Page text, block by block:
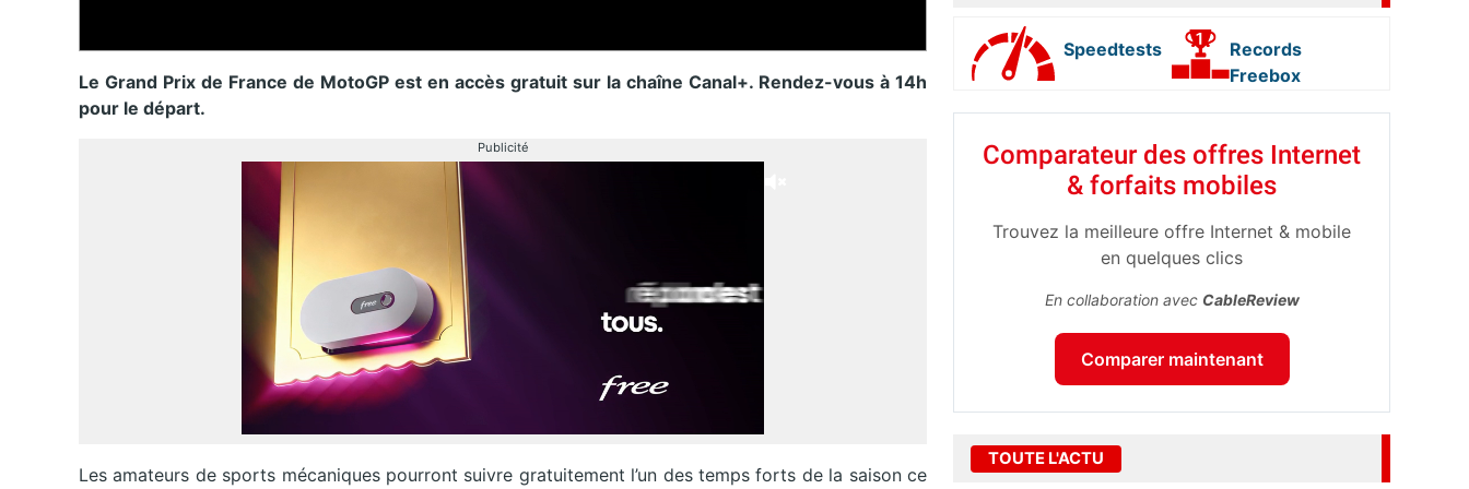
Le Grand Prix de France de MotoGP est en accès gratuit sur la chaîne Canal+. Rendez-vous à 14h
pour le départ.
Publicité
Les amateurs de sports mécaniques pourront suivre gratuitement l’un des temps forts de la saison ce
Speedtests
Records
Freebox
Comparateur des offres Internet
& forfaits mobiles
Trouvez la meilleure offre Internet & mobile
en quelques clics
En collaboration avec CableReview
Comparer maintenant
TOUTE L'ACTU